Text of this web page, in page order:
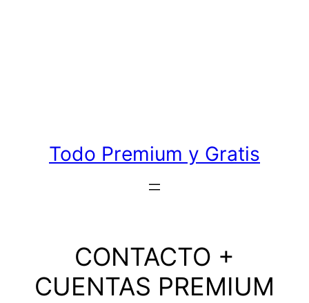
Todo Premium y Gratis
CONTACTO +
CUENTAS PREMIUM